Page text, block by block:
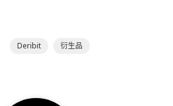
Deribit 衍生品